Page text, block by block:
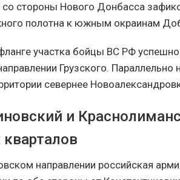
стороны Нового Донбасса
полотна к южным окраинам
участка бойцы ВС РФ
Грузского.
севернее
и
кварталов
направлении российская